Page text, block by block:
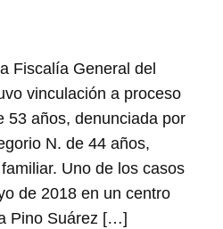
Fiscalía General del
vinculación a proceso
53 años, denunciada por
N. de 44 años,
Uno de los casos
de 2018 en un centro
Pino Suárez […]